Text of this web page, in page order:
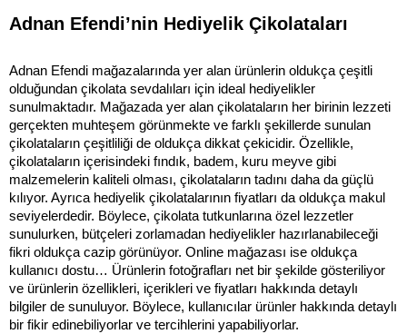
Adnan Efendi’nin Hediyelik Çikolataları
Adnan Efendi mağazalarında yer alan ürünlerin oldukça çeşitli
olduğundan çikolata sevdalıları için ideal hediyelikler
sunulmaktadır. Mağazada yer alan çikolataların her birinin lezzeti
gerçekten muhteşem görünmekte ve farklı şekillerde sunulan
çikolataların çeşitliliği de oldukça dikkat çekicidir. Özellikle,
çikolataların içerisindeki fındık, badem, kuru meyve gibi
malzemelerin kaliteli olması, çikolataların tadını daha da güçlü
kılıyor. Ayrıca hediyelik çikolatalarının fiyatları da oldukça makul
seviyelerdedir. Böylece, çikolata tutkunlarına özel lezzetler
sunulurken, bütçeleri zorlamadan hediyelikler hazırlanabileceği
fikri oldukça cazip görünüyor. Online mağazası ise oldukça
kullanıcı dostu… Ürünlerin fotoğrafları net bir şekilde gösteriliyor
ve ürünlerin özellikleri, içerikleri ve fiyatları hakkında detaylı
bilgiler de sunuluyor. Böylece, kullanıcılar ürünler hakkında detaylı
bir fikir edinebiliyorlar ve tercihlerini yapabiliyorlar.